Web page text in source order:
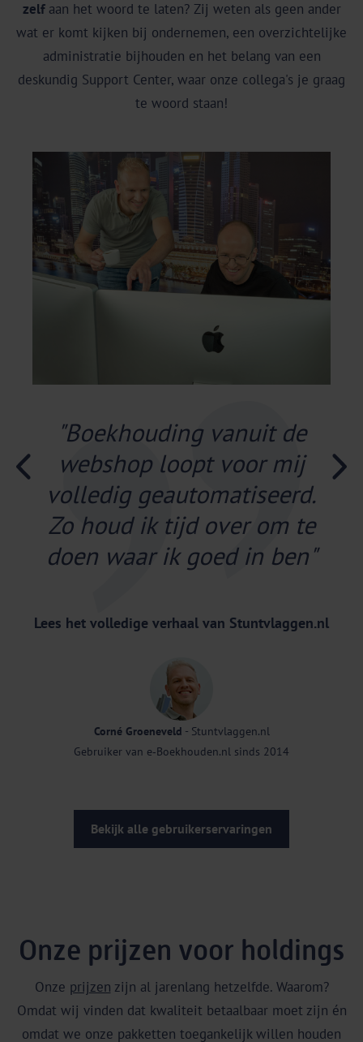
zelfaan het woord te laten? Zij weten als geen ander
wat er komt kijken bij ondernemen, een overzichtelijke
administratie bijhouden en het belang van een
deskundig Support Center, waar onze collega's je graag
te woord staan!
"Boekhouding vanuit de
webshop loopt voor mij
volledig geautomatiseerd.
Zo houd ik tijd over om te
doen waar ik goed in ben"
Lees het volledige verhaal van Stuntvlaggen.nl
Corné Groeneveld - Stuntvlaggen.nl
Gebruiker van e‑Boekhouden.nl sinds 2014
Bekijk alle gebruikerservaringen
Onze prijzen voor holdings
Onze prijzen zijn al jarenlang hetzelfde. Waarom?
Omdat wij vinden dat kwaliteit betaalbaar moet zijn én
omdat we onze pakketten toegankelijk willen houden